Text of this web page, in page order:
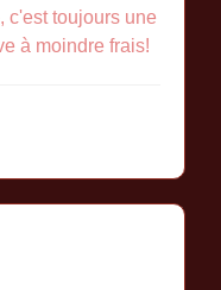
c'est toujours une
à moindre frais!